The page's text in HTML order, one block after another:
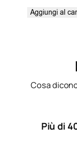
Aggiungi al
Cosa
Più di